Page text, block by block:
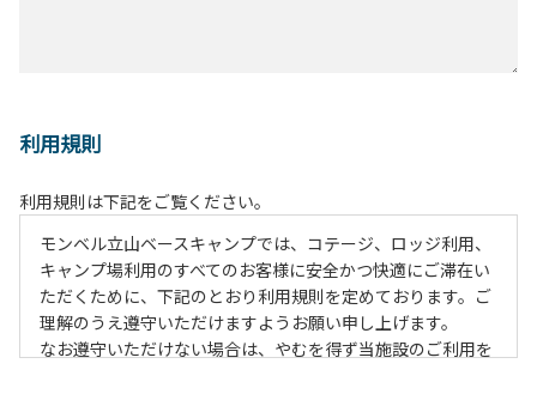
利用規則
利用規則は下記をご覧ください。
モンベル立山ベースキャンプでは、コテージ、ロッジ利用、
キャンプ場利用のすべてのお客様に安全かつ快適にご滞在い
ただくために、下記のとおり利用規則を定めております。ご
理解のうえ遵守いただけますようお願い申し上げます。
なお遵守いただけない場合は、やむを得ず当施設のご利用を